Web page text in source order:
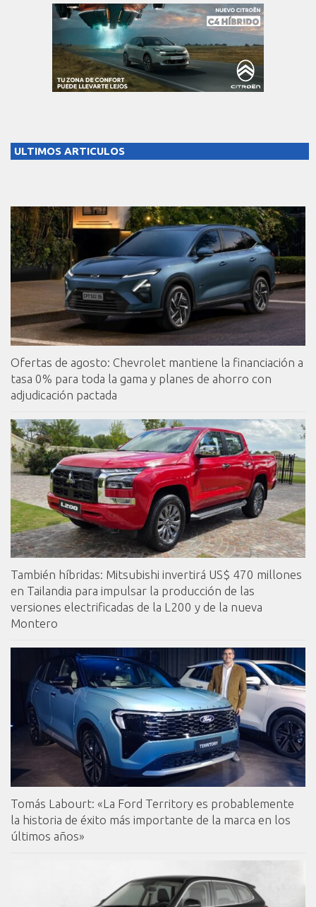
ULTIMOS ARTICULOS
Ofertas de agosto: Chevrolet mantiene la financiación a
tasa 0% para toda la gama y planes de ahorro con
adjudicación pactada
También híbridas: Mitsubishi invertirá US$ 470 millones
en Tailandia para impulsar la producción de las
versiones electrificadas de la L200 y de la nueva
Montero
Tomás Labourt: «La Ford Territory es probablemente
la historia de éxito más importante de la marca en los
últimos años»